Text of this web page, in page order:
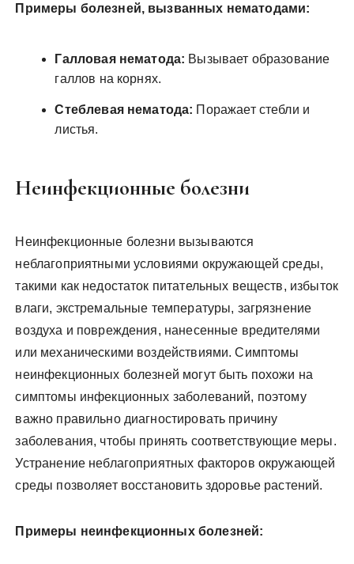
Примеры болезней, вызванных нематодами:
Галловая нематода: Вызывает образование
галлов на корнях.
Стеблевая нематода: Поражает стебли и
листья.
Неинфекционные болезни
Неинфекционные болезни вызываются
неблагоприятными условиями окружающей среды,
такими как недостаток питательных веществ, избыток
влаги, экстремальные температуры, загрязнение
воздуха и повреждения, нанесенные вредителями
или механическими воздействиями. Симптомы
неинфекционных болезней могут быть похожи на
симптомы инфекционных заболеваний, поэтому
важно правильно диагностировать причину
заболевания, чтобы принять соответствующие меры.
Устранение неблагоприятных факторов окружающей
среды позволяет восстановить здоровье растений.
Примеры неинфекционных болезней: